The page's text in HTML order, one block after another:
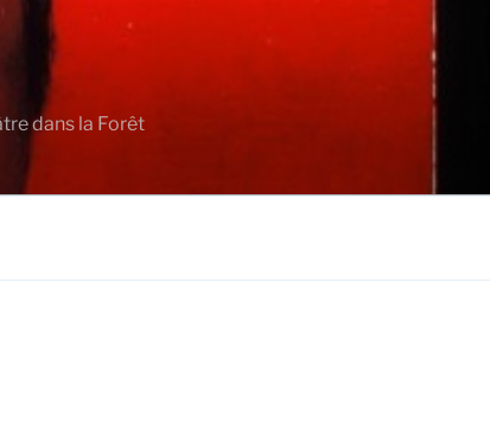
dans la Forêt